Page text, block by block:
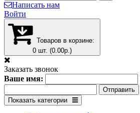
Написать нам
Войти
Товаров в корзине:
0 шт. (0.00р.)
Заказать звонок
Ваше имя:
Показать категории